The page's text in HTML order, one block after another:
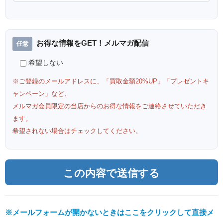
お得な情報をGET！メルマガ配信
希望しない
※ご登録のメールアドレスに、「買取金額20%UP」「プレゼントキ
ャンペーン」など、
メルマガ会員限定の当店からのお得な情報をご連絡させていただき
ます。
希望されない場合はチェックしてください。
※メールフォームが開かないときはここをクリックして直接メ